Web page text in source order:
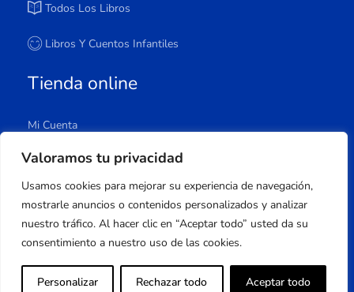
Valoramos tu privacidad
Usamos cookies para mejorar su experiencia de navegación,
mostrarle anuncios o contenidos personalizados y analizar
nuestro tráfico. Al hacer clic en “Aceptar todo” usted da su
consentimiento a nuestro uso de las cookies.
Personalizar Rechazar todo Aceptar todo
Todos Los Libros
Libros Y Cuentos Infantiles
Tienda online
Mi Cuenta
Carrito
Lista De Deseos
Copyright © 2023 Apuleyo Ediciones | Desarrollo